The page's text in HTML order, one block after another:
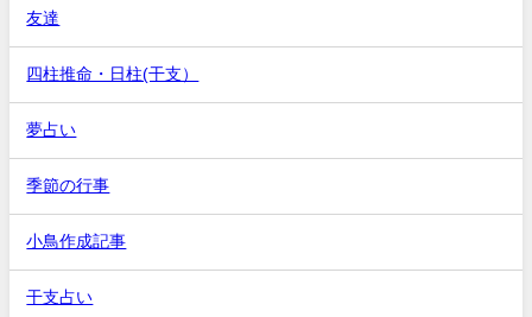
友達
四柱推命・日柱(干支）
夢占い
季節の行事
小鳥作成記事
干支占い